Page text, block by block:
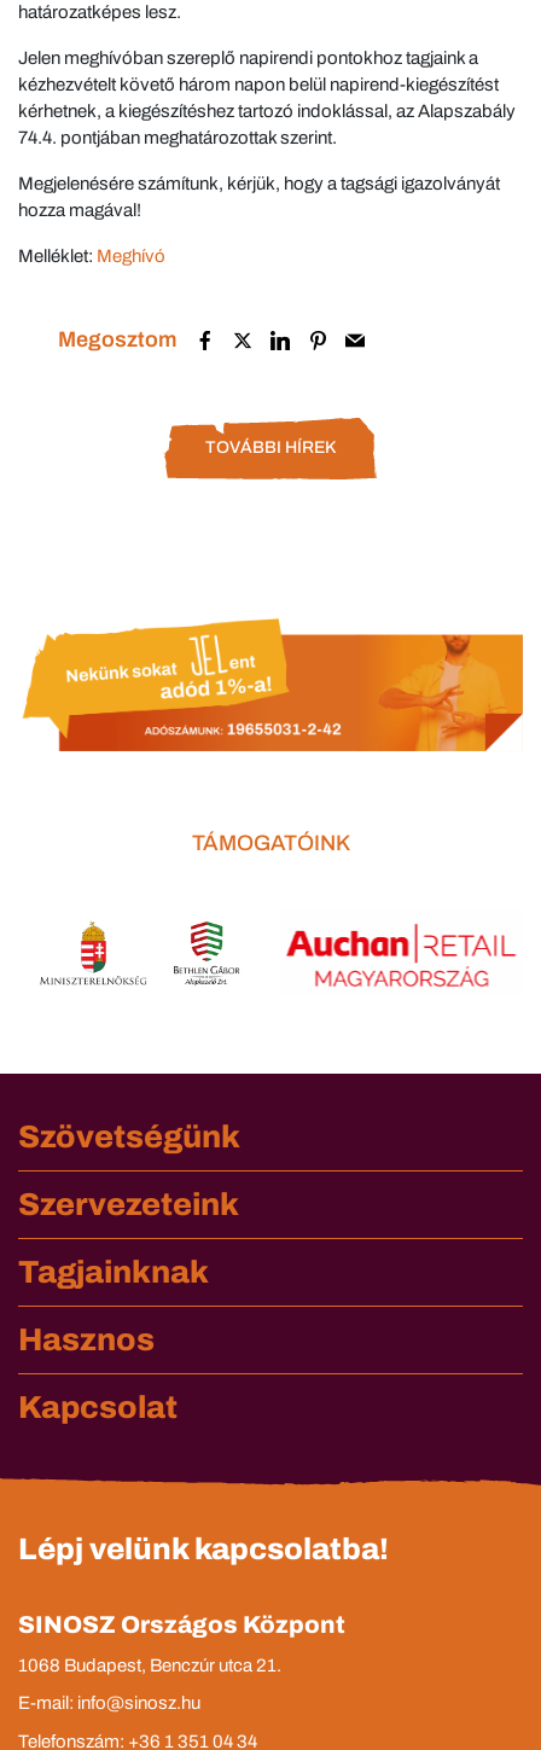
határozatképes lesz.
Jelen meghívóban szereplő napirendi pontokhoz tagjaink a
kézhezvételt követő három napon belül napirend-kiegészítést
kérhetnek, a kiegészítéshez tartozó indoklással, az Alapszabály
74.4. pontjában meghatározottak szerint.
Megjelenésére számítunk, kérjük, hogy a tagsági igazolványát
hozza magával!
Melléklet: Meghívó
Megosztom
TOVÁBBI HÍREK
TÁMOGATÓINK
Szövetségünk
Szervezeteink
Tagjainknak
Hasznos
Kapcsolat
Lépj velünk kapcsolatba!
SINOSZ Országos Központ
1068 Budapest, Benczúr utca 21.
E-mail: info@sinosz.hu
Telefonszám: +36 1 351 04 34